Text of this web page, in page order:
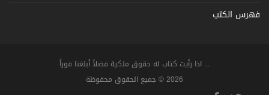
فهرس الكتب
... اذا رأيت كتاب له حقوق ملكية فضلاً أبلغنا فوراً
2026 © جميع الحقوق محفوظة